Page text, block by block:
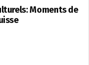
Moments de